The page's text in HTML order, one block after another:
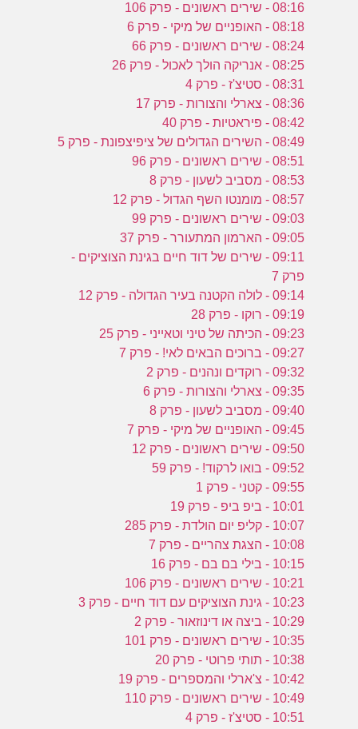
08:16 - שירים ראשונים - פרק 106
08:18 - האופניים של מיקי - פרק 6
08:24 - שירים ראשונים - פרק 66
08:25 - אנריקה הולך לאכול - פרק 26
08:31 - סטיצ'ז - פרק 4
08:36 - צארלי והצורות - פרק 17
08:42 - פיראטיות - פרק 40
08:49 - השירים הגדולים של ציפיצפונת - פרק 5
08:51 - שירים ראשונים - פרק 96
08:53 - מסביב לשעון - פרק 8
08:57 - מומנטו השף הגדול - פרק 12
09:03 - שירים ראשונים - פרק 99
09:05 - הארמון המתעורר - פרק 37
09:11 - שירים של דוד חיים בגינת הצוציקים -
פרק 7
09:14 - לולה הקטנה בעיר הגדולה - פרק 12
09:19 - רוקו - פרק 28
09:23 - הכיתה של טיני וטאייני - פרק 25
09:27 - ברוכים הבאים לאי! - פרק 7
09:32 - רוקדים ונהנים - פרק 2
09:35 - צארלי והצורות - פרק 6
09:40 - מסביב לשעון - פרק 8
09:45 - האופניים של מיקי - פרק 7
09:50 - שירים ראשונים - פרק 12
09:52 - בואו לרקוד! - פרק 59
09:55 - קטני - פרק 1
10:01 - ביפ ביפ - פרק 19
10:07 - קליפ יום הולדת - פרק 285
10:08 - הצגת צהריים - פרק 7
10:15 - בילי בם בם - פרק 16
10:21 - שירים ראשונים - פרק 106
10:23 - גינת הצוציקים עם דוד חיים - פרק 3
10:29 - ביצה או דינוזאור - פרק 2
10:35 - שירים ראשונים - פרק 101
10:38 - תותי פרוטי - פרק 20
10:42 - צ'ארלי והמספרים - פרק 19
10:49 - שירים ראשונים - פרק 110
10:51 - סטיצ'ז - פרק 4